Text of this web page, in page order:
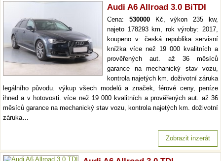
Audi A6 Allroad 3.0 BiTDI
Cena: 530000Kč, výkon 235 kw,
najeto 178293 km, rok výroby: 2017,
koupeno v: česká republika servisní
knížka více než 19 000 kvalitních a
prověřených aut. až 36 měsíců
garance na mechanický stav vozu,
kontrola najetých km. doživotní záruka
legálního původu. výkup všech modelů a značek, férové ceny, peníze
ihned a v hotovosti. více než 19 000 kvalitních a prověřených aut. až 36
měsíců garance na mechanický stav vozu, kontrola najetých km. doživotní
záruka…
Zobrazit inzerát